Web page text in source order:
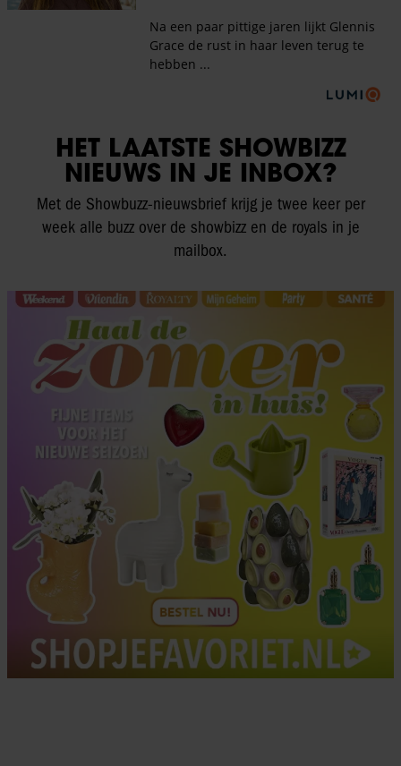
HET LAATSTE SHOWBIZZ
NIEUWS IN JE INBOX?
Met de Showbuzz-nieuwsbrief krijg je twee keer per
week alle buzz over de showbizz en de royals in je
mailbox.